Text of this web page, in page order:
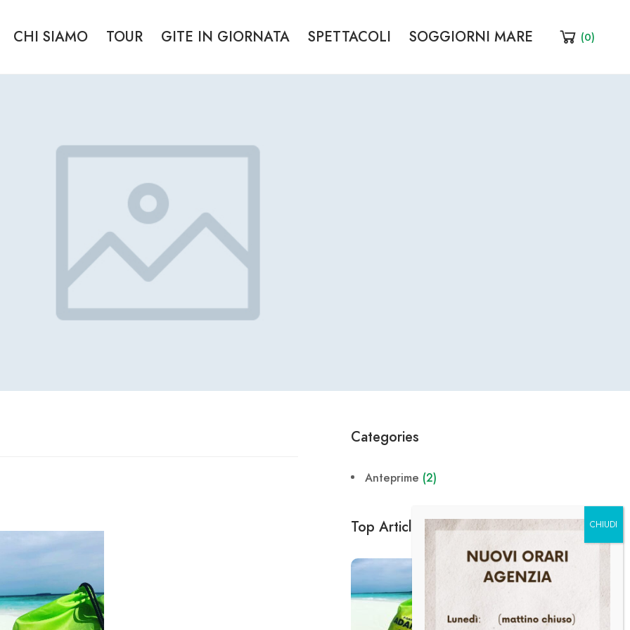
CHI SIAMO TOUR GITE IN GIORNATA SPETTACOLI SOGGIORNI MARE (0)
Categories
Anteprime (2)
Top Article
ANTEPRIME
Due giorni a Lucerna